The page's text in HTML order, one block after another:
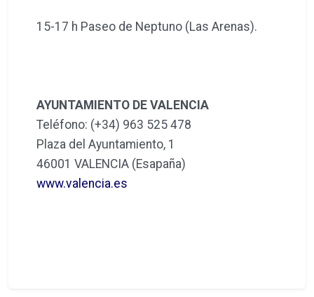
15-17 h Paseo de Neptuno (Las Arenas).
AYUNTAMIENTO DE VALENCIA
Teléfono: (+34) 963 525 478
Plaza del Ayuntamiento, 1
46001 VALENCIA (Esapaña)
www.valencia.es